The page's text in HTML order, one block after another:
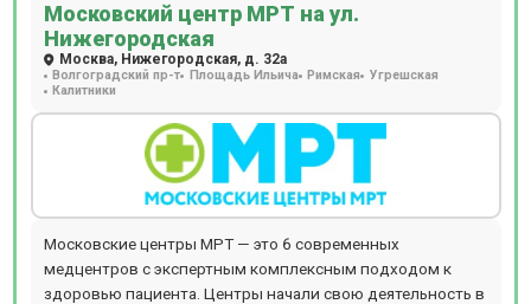
головной боли (цефалгический синдром).
Московский центр МРТ на ул.
Нижегородская
Москва, Нижегородская, д. 32а
Волгоградский пр-т Площадь Ильича Римская Угрешская
Калитники
Московские центры МРТ — это 6 современных
медцентров с экспертным комплексным подходом к
здоровью пациента. Центры начали свою деятельность в